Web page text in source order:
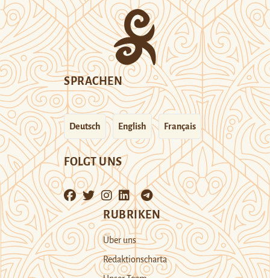
SPRACHEN
Deutsch English Français
FOLGT UNS
RUBRIKEN
Über uns
Redaktionscharta